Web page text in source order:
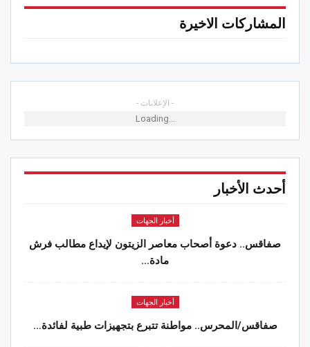
المشاركات الاخيرة
- الإعلانات -
Loading...
أحدث الأخبار
أخبار الجهات
صفاقس.. دعوة أصحاب معاصر الزيتون لإيداع مطالب فرش
مادة…
أخبار الجهات
صفاقس/المحرس.. مواطنة تتبرع بتجهيزات طبية لفائدة…